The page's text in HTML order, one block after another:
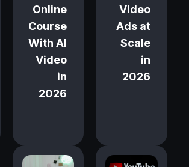
Video
Ads at
Scale
in
2026
Online
Course
With AI
Video
in
2026